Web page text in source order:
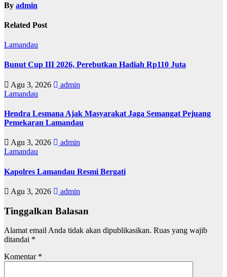
By admin
Related Post
Lamandau
Bunut Cup III 2026, Perebutkan Hadiah Rp110 Juta
Agu 3, 2026
admin
Lamandau
Hendra Lesmana Ajak Masyarakat Jaga Semangat Pejuang
Pemekaran Lamandau
Agu 3, 2026
admin
Lamandau
Kapolres Lamandau Resmi Bergati
Agu 3, 2026 admin
Tinggalkan Balasan
Alamat email Anda tidak akan dipublikasikan. Ruas yang wajib
ditandai *
Komentar *